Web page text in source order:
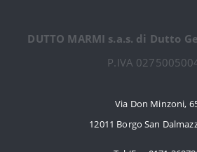
DUTTO MARMI s.a.s. di Dutto
P.IVA
Via Don Minzoni,
12011 Borgo San